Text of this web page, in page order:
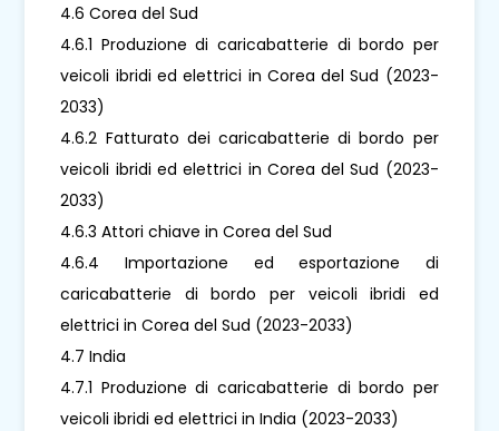
4.6 Corea del Sud
4.6.1 Produzione di caricabatterie di bordo per
veicoli ibridi ed elettrici in Corea del Sud (2023-
2033)
4.6.2 Fatturato dei caricabatterie di bordo per
veicoli ibridi ed elettrici in Corea del Sud (2023-
2033)
4.6.3 Attori chiave in Corea del Sud
4.6.4 Importazione ed esportazione di
caricabatterie di bordo per veicoli ibridi ed
elettrici in Corea del Sud (2023-2033)
4.7 India
4.7.1 Produzione di caricabatterie di bordo per
veicoli ibridi ed elettrici in India (2023-2033)